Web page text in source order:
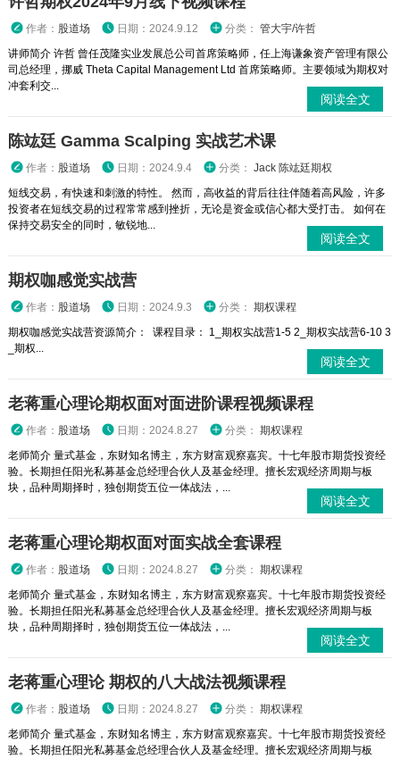
作者： 股道场 日期：2024.9.12 分类： 管大宇/许哲
讲师简介 许哲 曾任茂隆实业发展总公司首席策略师，任上海谦象资产管理有限公
司总经理，挪威 Theta Capital Management Ltd 首席策略师。主要领域为期权对
冲套利交...
阅读全文
陈竑廷 Gamma Scalping 实战艺术课
作者： 股道场 日期：2024.9.4 分类： Jack 陈竑廷期权
短线交易，有快速和刺激的特性。 然而，高收益的背后往往伴随着高风险，许多
投资者在短线交易的过程常常感到挫折，无论是资金或信心都大受打击。 如何在
保持交易安全的同时，敏锐地...
阅读全文
期权咖感觉实战营
作者： 股道场 日期：2024.9.3 分类： 期权课程
期权咖感觉实战营资源简介： 课程目录： 1_期权实战营1-5 2_期权实战营6-10 3
_期权...
阅读全文
老蒋重心理论期权面对面进阶课程视频课程
作者： 股道场 日期：2024.8.27 分类： 期权课程
老师简介 量式基金，东财知名博主，东方财富观察嘉宾。十七年股市期货投资经
验。长期担任阳光私募基金总经理合伙人及基金经理。擅长宏观经济周期与板
块，品种周期择时，独创期货五位一体战法，...
阅读全文
老蒋重心理论期权面对面实战全套课程
作者： 股道场 日期：2024.8.27 分类： 期权课程
老师简介 量式基金，东财知名博主，东方财富观察嘉宾。十七年股市期货投资经
验。长期担任阳光私募基金总经理合伙人及基金经理。擅长宏观经济周期与板
块，品种周期择时，独创期货五位一体战法，...
阅读全文
老蒋重心理论 期权的八大战法视频课程
作者： 股道场 日期：2024.8.27 分类： 期权课程
老师简介 量式基金，东财知名博主，东方财富观察嘉宾。十七年股市期货投资经
验。长期担任阳光私募基金总经理合伙人及基金经理。擅长宏观经济周期与板